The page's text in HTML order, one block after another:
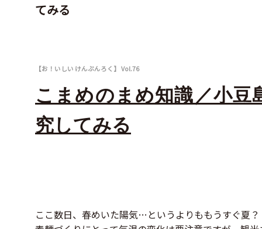
てみる
【お！いしい けんぶんろく】 Vol.76
こまめのまめ知識／⼩⾖
究してみる
ここ数日、春めいた陽気…というよりももうすぐ夏